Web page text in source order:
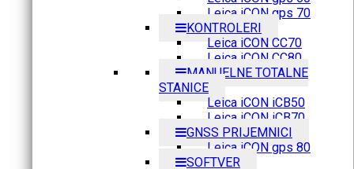
Leica iCON gps 70
KONTROLERI
Leica iCON CC70
Leica iCON CC80
MANUELNE TOTALNE
STANICE
Leica iCON iCB50
Leica iCON iCB70
GNSS PRIJEMNICI
Leica iCON gps 80
SOFTVER